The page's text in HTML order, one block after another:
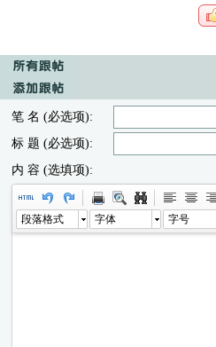
笔 名 (必选项):
标 题 (必选项):
内 容 (选填项):
段落格式 字体 字号